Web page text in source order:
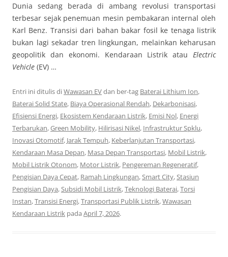
Dunia sedang berada di ambang revolusi transportasi
terbesar sejak penemuan mesin pembakaran internal oleh
Karl Benz. Transisi dari bahan bakar fosil ke tenaga listrik
bukan lagi sekadar tren lingkungan, melainkan keharusan
geopolitik dan ekonomi. Kendaraan Listrik atau Electric
Vehicle (EV) …
Entri ini ditulis diWawasan EVdan ber-tag Baterai Lithium Ion,
Baterai Solid State, Biaya Operasional Rendah, Dekarbonisasi,
Efisiensi Energi, Ekosistem Kendaraan Listrik, Emisi Nol, Energi
Terbarukan,Green Mobility, Hilirisasi Nikel, Infrastruktur Spklu,
Inovasi Otomotif, Jarak Tempuh, Keberlanjutan Transportasi,
Kendaraan Masa Depan, Masa Depan Transportasi, Mobil Listrik,
Mobil Listrik Otonom, Motor Listrik, Pengereman Regeneratif,
Pengisian Daya Cepat, Ramah Lingkungan,Smart City,Stasiun
Pengisian Daya,Subsidi Mobil Listrik,Teknologi Baterai,Torsi
Instan,Transisi Energi,Transportasi Publik Listrik,Wawasan
Kendaraan Listrik pada April 7, 2026.